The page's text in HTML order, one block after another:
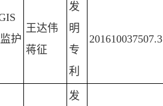
护
王达伟
蒋征
发
明
专
利
201610037507.3
发